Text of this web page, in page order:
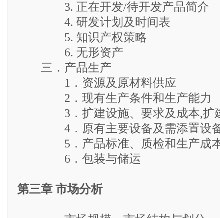
3. 正在开发/待开发产品简介
4. 研发计划及时间表
5. 知识产权策略
6. 无形资产
三．产品生产
1．资源及原材料供应
2．现有生产条件和生产能力
3．扩建设施、要求及成本,扩建
4．原有主要设备及需添置设
5．产品标准、质检和生产成
6．包装与储运
第三章 市场分析